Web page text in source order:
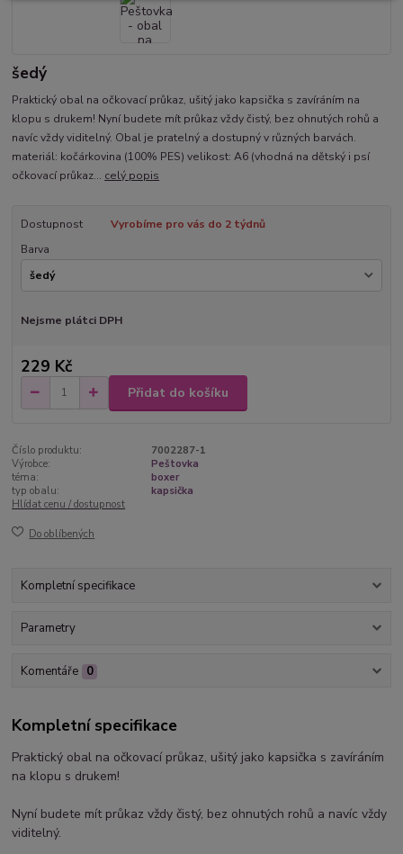
šedý
Praktický obal na očkovací průkaz, ušitý jako kapsička s zavíráním na
klopu s drukem! Nyní budete mít průkaz vždy čistý, bez ohnutých rohů a
navíc vždy viditelný. Obal je pratelný a dostupný v různých barvách.
materiál: kočárkovina (100% PES) velikost: A6 (vhodná na dětský i psí
očkovací průkaz... celý popis
Dostupnost
Vyrobíme pro vás do 2 týdnů
Barva
Nejsme plátci DPH
229 Kč
Přidat do košíku
Číslo produktu:
7002287-1
Výrobce:
Peštovka
téma:
boxer
typ obalu:
kapsička
Hlídat cenu / dostupnost
Do oblíbených
Kompletní specifikace
Parametry
Komentáře 0
Kompletní specifikace
Praktický obal na očkovací průkaz, ušitý jako kapsička s zavíráním
na klopu s drukem!
Nyní budete mít průkaz vždy čistý, bez ohnutých rohů a navíc vždy
viditelný.